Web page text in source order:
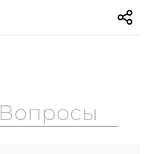
Вопросы